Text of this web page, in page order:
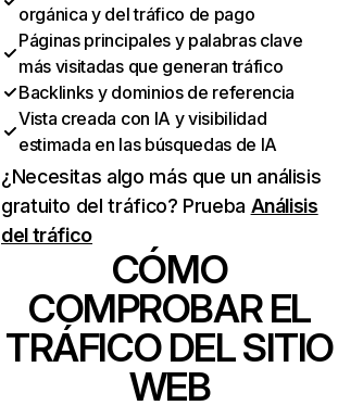
orgánica y del tráfico de pago
Páginas principales y palabras clave
más visitadas que generan tráfico
Backlinks y dominios de referencia
Vista creada con IA y visibilidad
estimada en las búsquedas de IA
¿Necesitas algo más que un análisis
gratuito del tráfico? Prueba Análisis
del tráfico
CÓMO
COMPROBAR EL
TRÁFICO DEL SITIO
WEB